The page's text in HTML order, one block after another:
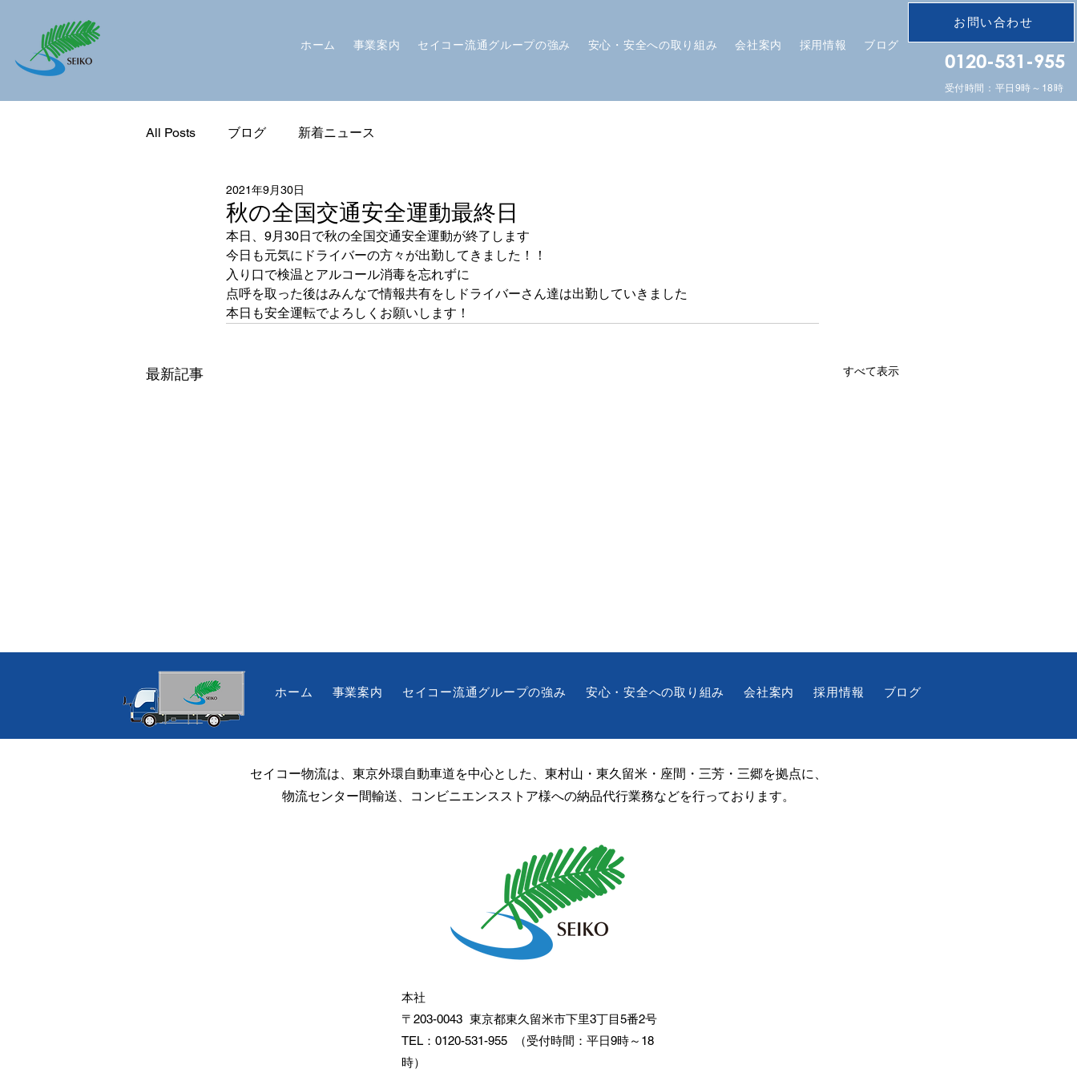
ホーム 事業案内 セイコー流通グループの強み 安心・安全への取り組み 会社案内 採用情報 ブログ
お問い合わせ
0120-531-955
受付時間：平日9時～18時
All Posts ブログ 新着ニュース
秋の全国交通安全運動最終日
2021年9月30日
本日、9月30日で秋の全国交通安全運動が終了します
今日も元気にドライバーの方々が出勤してきました！！
入り口で検温とアルコール消毒を忘れずに
点呼を取った後はみんなで情報共有をしドライバーさん達は出勤していきました
本日も安全運転でよろしくお願いします！
最新記事 すべて表示
消防訓練🚒
休日ゴルフに行ってきました
健康経営優良法人2026「ブラ
ホーム 事業案内 セイコー流通グループの強み 安心・安全への取り組み 会社案内 採用情報 ブログ
セイコー物流は、東京外環自動車道を中心とした、東村山・東久留米・座間・三芳・三郷を拠点に、
物流センター間輸送、コンビニエンスストア様への納品代行業務などを行っております。
本社
〒203-0043 東京都東久留米市下里3丁目5番2号
TEL：0120-531-955 （受付時間：平日9時～18
時）